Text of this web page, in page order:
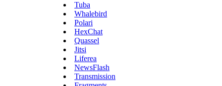
Tuba
Whalebird
Polari
HexChat
Quassel
Jitsi
Liferea
NewsFlash
Transmission